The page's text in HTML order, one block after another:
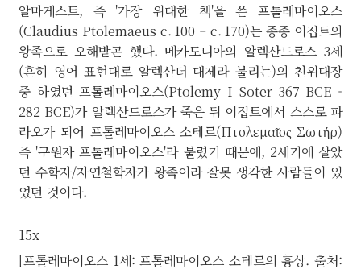
알마게스트, 즉 '가장 위대한 책'을 쓴 프톨레마이오스
(Claudius Ptolemaeus c. 100 – c. 170)는 종종 이집트의
왕족으로 오해받곤 했다. 메카도니아의 알렉산드로스 3세
(흔히 영어 표현대로 알렉산더 대제라 불리는)의 친위대장
중 하였던 프톨레마이오스(Ptolemy I Soter 367 BCE -
282 BCE)가 알렉산드로스가 죽은 뒤 이집트에서 스스로 파
라오가 되어 프톨레마이오스 소테르(Πτολεμαῖος Σωτήρ)
즉 '구원자 프톨레마이오스'라 불렸기 때문에, 2세기에 살았
던 수학자/자연철학자가 왕족이라 잘못 생각한 사람들이 있
었던 것이다.
15x
[프톨레마이오스 1세: 프톨레마이오스 소테르의 흉상. 출처: